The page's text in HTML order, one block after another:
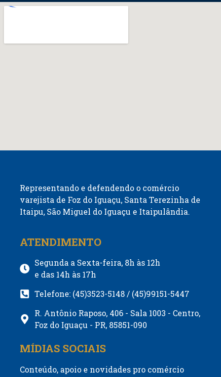
Representando e defendendo o comércio
varejista de Foz do Iguaçu, Santa Terezinha de
Itaipu, São Miguel do Iguaçu e Itaipulândia.
ATENDIMENTO
Segunda a Sexta-feira, 8h às 12h
e das 14h às 17h
Telefone: (45)3523-5148 / (45)99151-5447
R. Antônio Raposo, 406 - Sala 1003 - Centro,
Foz do Iguaçu - PR, 85851-090
MÍDIAS SOCIAIS
Conteúdo, apoio e novidades pro comércio